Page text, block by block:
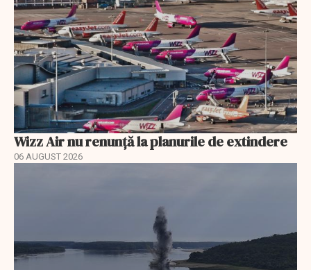
Wizz Air nu renunță la planurile de extindere
06 AUGUST 2026